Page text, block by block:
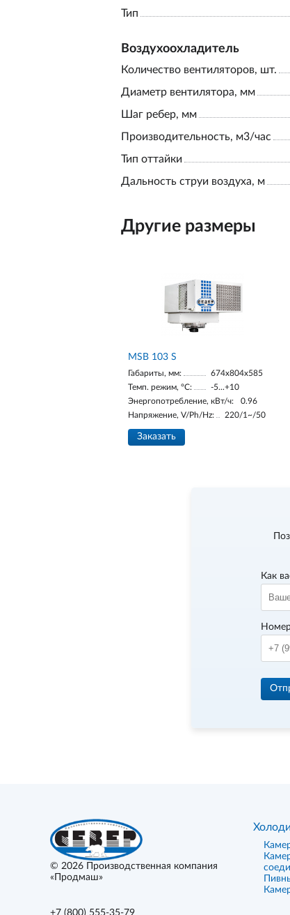
Тип
Воздухоохладитель
Количество вентиляторов, шт.
Диаметр вентилятора, мм
Шаг ребер, мм
Производительность, м3/час
Тип оттайки
Дальность струи воздуха, м
Другие размеры
MSB 103 S
Габариты, мм:
674х804х585
Темп. режим, °С:
-5...+10
Энергопотребление, кВт/ч:
0.96
Напряжение, V/Ph/Hz:
220/1~/50
Заказать
Как
© 2026
Производственная компания
«Продмаш»
+7 (800) 555-35-79